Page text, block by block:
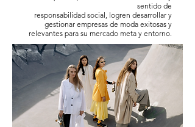
sentido de
responsabilidad social, logren desarrollar y
gestionar empresas de moda exitosas y
relevantes para su mercado meta y entorno.